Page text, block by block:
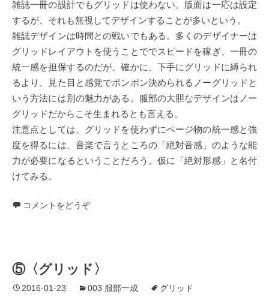
雑誌一冊の設計でもグリッドは使わない。版面は一応は設定
するが、それも無視してデザインすることが多いという。
雑誌デザインは時間との戦いでもある。多くのデザイナーは
グリッドレイアウトを使うことででスピードを稼ぎ、一冊の
統一感を担保するのだが、確かに、下手にグリッドに縛られ
るより、見た目と感覚でポンポン決められるノーグリッドと
いう方法には別の魅力がある。服部の大胆なデザインはノー
グリッドだからこそ生まれるとも言える。
注意点としては、グリッドを使わずにページ物の統一感と強
度を得るには、音楽で言うところの「絶対音感」のような能
力が必要になるということだろう。仮に「絶対形感」と名付
けてみる。
コメントをどうぞ
⑤〈グリッド〉
2016-01-23 003 服部一成 グリッド